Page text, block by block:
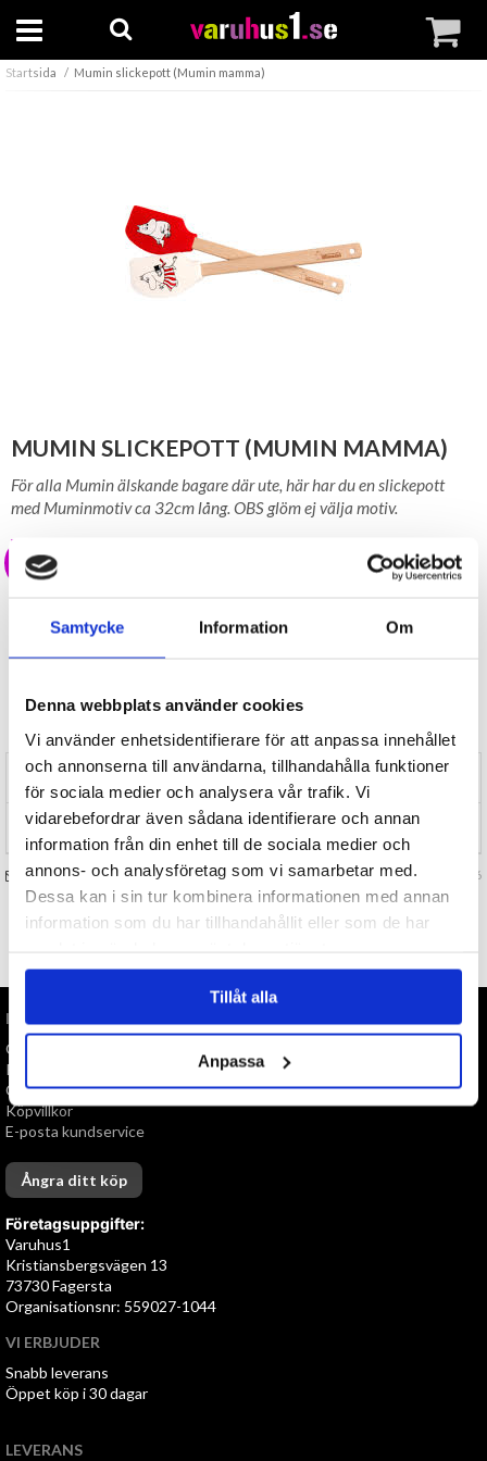
Samtycke Information Om
Denna webbplats använder cookies
Vi använder enhetsidentifierare för att anpassa innehållet
och annonserna till användarna, tillhandahålla funktioner
för sociala medier och analysera vår trafik. Vi
vidarebefordrar även sådana identifierare och annan
information från din enhet till de sociala medier och
annons- och analysföretag som vi samarbetar med.
Dessa kan i sin tur kombinera informationen med annan
information som du har tillhandahållit eller som de har
Tillåt alla
Anpassa
Startsida Mumin slickepott (Mumin mamma)
MUMIN SLICKEPOTT (MUMIN MAMMA)
För alla Mumin älskande bagare där ute, här har du en slickepott
med Muminmotiv ca 32cm lång. OBS glöm ej välja motiv.
49 kr
BEVAKA
Tillfälligt Slut
RECENSIONER (0)
TIPSA
FRÅGA OSS OM VARAN Art. nr 126306
INFORMATION
Om oss
Personuppgiftspolicy
Cookies
Köpvillkor
E-posta kundservice
Ångra ditt köp
Företagsuppgifter:
Varuhus1
Kristiansbergsvägen 13
73730 Fagersta
Organisationsnr: 559027-1044
VI ERBJUDER
Snabb leverans
Öppet köp i 30 dagar
LEVERANS